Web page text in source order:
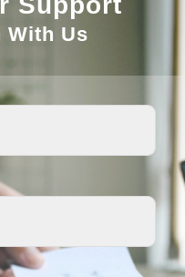
With Us